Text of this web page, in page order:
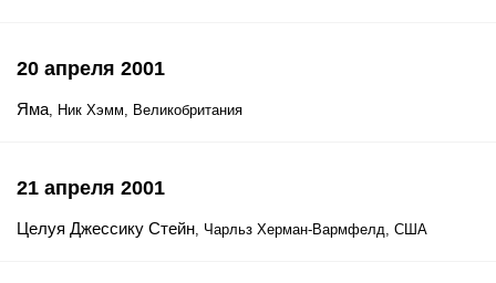
20 апреля 2001
Яма, Ник Хэмм, Великобритания
21 апреля 2001
Целуя Джессику Стейн, Чарльз Херман-Вармфелд, США